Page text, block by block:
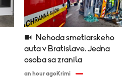
auta v Bratislave. Jedna
osoba sa zranila
an hour agoKrimi